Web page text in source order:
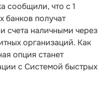
сообщили, что с 1
банков получат
счета наличными через
организаций. Как
опция станет
с Системой быстрых